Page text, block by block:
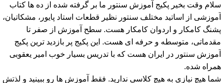
سلام وقت بخیر پکیج آموزش سنتور ما بر گرفته شده از ده ها کتاب
آموزشی از اساتید مختلف سنتور نظیر قطعات استاد پایور، مشکاتیان،
پشنگ کامکار و اردوان کامکار هست. سطح آموزش از صفر تا
مقدماتی، متوسطه و حرفه ای هست. این پکیج پر بازدید ترین پکیج
آموزش سنتور در ایران هست که با تدریس بسیار خوب امیر یعقوبی
همراه شده.
شما هیچ نیازی به هیچ کلاسی ندارید. فقط آموزش ها رو ببینید و لذتش